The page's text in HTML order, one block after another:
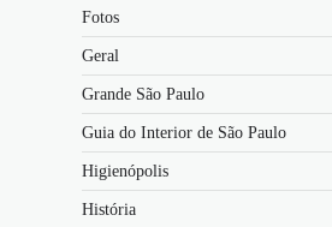
Fotos
Geral
Grande São Paulo
Guia do Interior de São Paulo
Higienópolis
História